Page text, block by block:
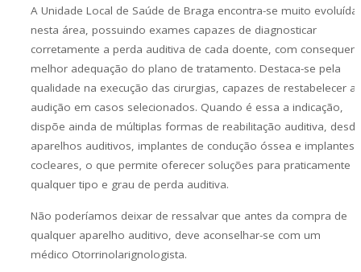
A Unidade Local de Saúde de Braga encontra-se muito evoluída
nesta área, possuindo exames capazes de diagnosticar
corretamente a perda auditiva de cada doente, com
melhor adequação do plano de tratamento. Destaca-se pela
qualidade na execução das cirurgias, capazes de restabelecer a
audição em casos selecionados. Quando é essa a indicação,
dispõe ainda de múltiplas formas de reabilitação auditiva, desde
aparelhos auditivos, implantes de condução óssea e implantes
cocleares, o que permite oferecer soluções para praticamente
qualquer tipo e grau de perda auditiva.
Não poderíamos deixar de ressalvar que antes da compra de
qualquer aparelho auditivo, deve aconselhar-se com um
médico Otorrinolarignologista.